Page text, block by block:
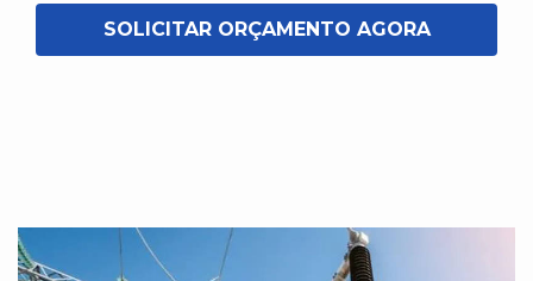
SOLICITAR ORÇAMENTO AGORA